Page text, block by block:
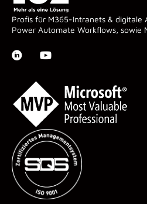
Profis für M365-Intranets & digitale
Power Automate Workflows, sowie